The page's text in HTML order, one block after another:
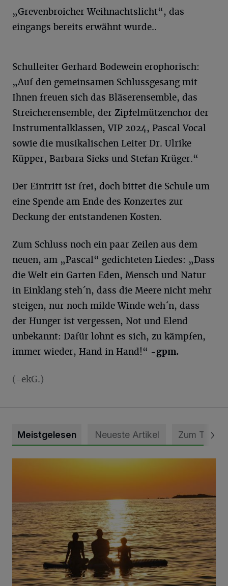
„Grevenbroicher Weihnachtslicht“, das
eingangs bereits erwähnt wurde..
Schulleiter Gerhard Bodewein erophorisch:
„Auf den gemeinsamen Schlussgesang mit
Ihnen freuen sich das Bläserensemble, das
Streicherensemble, der Zipfelmützenchor der
Instrumentalklassen, VIP 2024, Pascal Vocal
sowie die musikalischen Leiter Dr. Ulrike
Küpper, Barbara Sieks und Stefan Krüger.“
Der Eintritt ist frei, doch bittet die Schule um
eine Spende am Ende des Konzertes zur
Deckung der entstandenen Kosten.
Zum Schluss noch ein paar Zeilen aus dem
neuen, am „Pascal“ gedichteten Liedes: „Dass
die Welt ein Garten Eden, Mensch und Natur
in Einklang steh´n, dass die Meere nicht mehr
steigen, nur noch milde Winde weh´n, dass
der Hunger ist vergessen, Not und Elend
unbekannt: Dafür lohnt es sich, zu kämpfen,
immer wieder, Hand in Hand!“ -gpm.
(-ekG.)
Meistgelesen Neueste Artikel Zum Thema
Die schönsten Sommermomente gesucht